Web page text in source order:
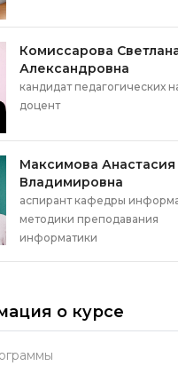
Комиссарова
Александровна
кандидат педагогических
доцент
Максимова Анастасия
Владимировна
аспирант кафедры
методики преподавания
информатики
о курсе